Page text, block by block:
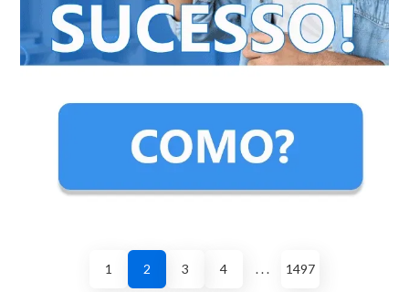
1 2 3 4 . . . 1497